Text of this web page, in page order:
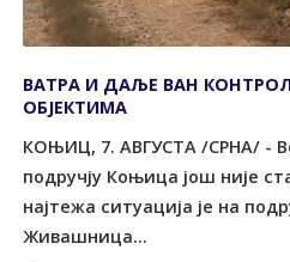
ВАТРА И ДАЉЕ ВАН
ОБЈЕКТИМА
КОЊИЦ, 7. АВГУСТА /СРНА/ -
подручју Коњица још није
најтежа ситуација је на
Живашница...